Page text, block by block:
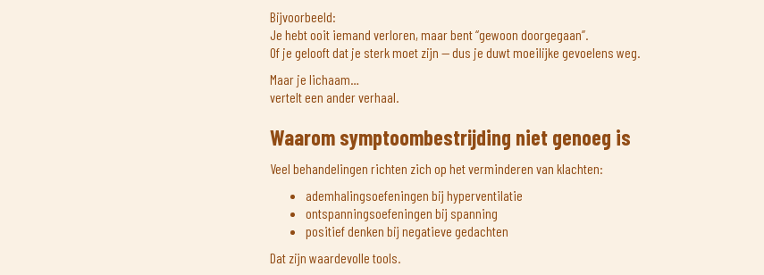
Bijvoorbeeld:
Je hebt ooit iemand verloren, maar bent “gewoon doorgegaan”.
Of je gelooft dat je sterk moet zijn — dus je duwt moeilijke gevoelens weg.
Maar je lichaam…
vertelt een ander verhaal.
Waarom symptoombestrijding niet genoeg is
Veel behandelingen richten zich op het verminderen van klachten:
ademhalingsoefeningen bij hyperventilatie
ontspanningsoefeningen bij spanning
positief denken bij negatieve gedachten
Dat zijn waardevolle tools.